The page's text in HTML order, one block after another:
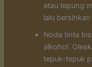
atau tepung
lalu
Noda tinta
alkohol.
tepuk-tepuk